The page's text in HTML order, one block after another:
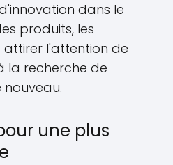
dans le
produits, les
l'attention de
la recherche de
une plus